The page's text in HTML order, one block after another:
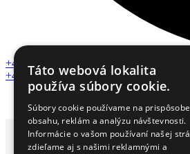
+421 918 412 186
+421 918 750 005
Táto webová lokalita
používa súbory cookie.
Súbory cookie používame na
obsahu, reklám a analýzu návštevnosti.
Informácie o vašom používaní našej
zdieľame aj s našimi reklamnými a